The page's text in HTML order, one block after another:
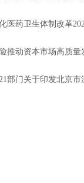
医药卫生体制改革
推动资本市场高质
部门关于印发北京